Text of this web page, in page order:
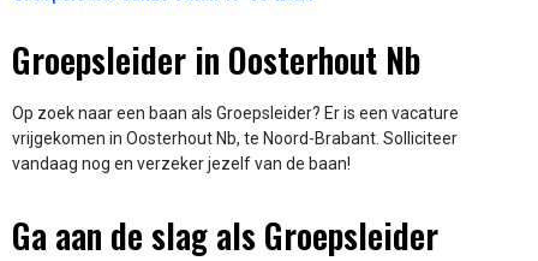
Groepsleider in Oosterhout Nb
Op zoek naar een baan als Groepsleider? Er is een vacature
vrijgekomen in Oosterhout Nb, te Noord-Brabant. Solliciteer
vandaag nog en verzeker jezelf van de baan!
Ga aan de slag als Groepsleider